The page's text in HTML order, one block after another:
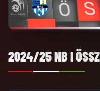
2024/25 NB I